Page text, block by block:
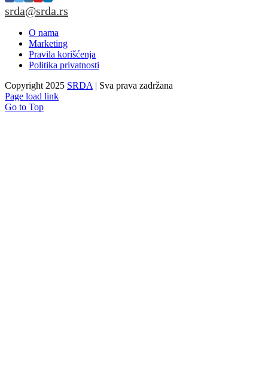
srda@srda.rs
O nama
Marketing
Pravila korišćenja
Politika privatnosti
Copyright 2025 SRDA | Sva prava zadržana
Page load link
Go to Top